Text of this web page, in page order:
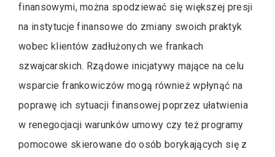
finansowymi, można spodziewać się większej presji
na instytucje finansowe do zmiany swoich praktyk
wobec klientów zadłużonych we frankach
szwajcarskich. Rządowe inicjatywy mające na celu
wsparcie frankowiczów mogą również wpłynąć na
poprawę ich sytuacji finansowej poprzez ułatwienia
w renegocjacji warunków umowy czy też programy
pomocowe skierowane do osób borykających się z